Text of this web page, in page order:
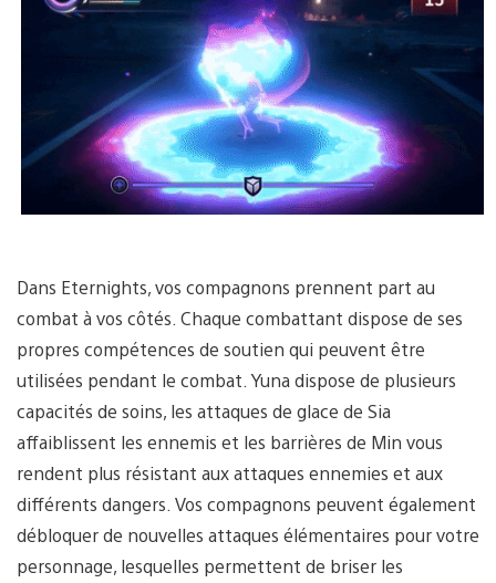
Dans Eternights, vos compagnons prennent part au
combat à vos côtés. Chaque combattant dispose de ses
propres compétences de soutien qui peuvent être
utilisées pendant le combat. Yuna dispose de plusieurs
capacités de soins, les attaques de glace de Sia
affaiblissent les ennemis et les barrières de Min vous
rendent plus résistant aux attaques ennemies et aux
différents dangers. Vos compagnons peuvent également
débloquer de nouvelles attaques élémentaires pour votre
personnage, lesquelles permettent de briser les